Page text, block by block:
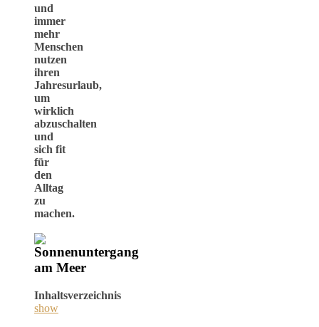
und
immer
mehr
Menschen
nutzen
ihren
Jahresurlaub,
um
wirklich
abzuschalten
und
sich fit
für
den
Alltag
zu
machen.
Inhaltsverzeichnis
show